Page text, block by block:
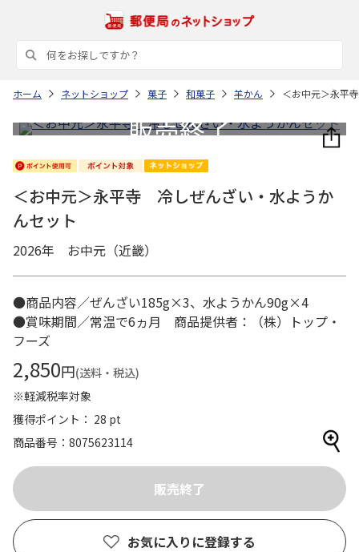
ホーム ネットショップ 菓子 和菓子 羊かん ＜お中元＞永平
＜お中元＞永平寺 冷しぜんざい・水ようか
んセット
2026年 お中元（近畿）
●商品内容／ぜんざい185g×3、水ようかん90g×4
●賞味期間／常温で6ヵ月 商品提供者：（株）トップ・
フーズ
2,850円(送料・税込)
※軽減税率対象
獲得ポイント： 28 pt
商品番号
8075623114
お気に入りに登録する